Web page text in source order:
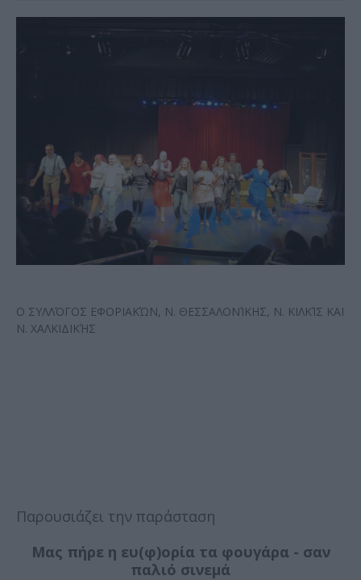
Ο ΣΥΛΛΌΓΟΣ ΕΦΟΡΙΑΚΏΝ, Ν. ΘΕΣΣΑΛΟΝΊΚΗΣ, Ν. ΚΙΛΚΊΣ ΚΑΙ
Ν. ΧΑΛΚΙΔΙΚΉΣ
Παρουσιάζει την παράσταση
Μας πήρε η ευ(φ)ορία τα φουγάρα - σαν
παλιό σινεμά